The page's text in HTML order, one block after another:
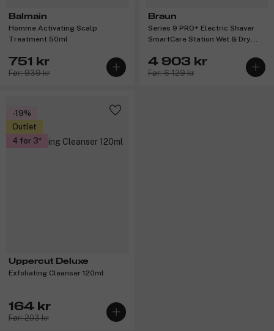
Balmain
Homme Activating Scalp
Treatment 50ml
751 kr
Før: 939 kr
Braun
Series 9 PRO+ Electric Shaver
SmartCare Station Wet & Dry
4 903 kr
Før: 6 129 kr
-19%
Outlet
4 for 3
Uppercut Deluxe
Exfoliating Cleanser 120ml
164 kr
Før: 203 kr